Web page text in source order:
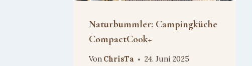
Naturbummler: Campingküche
CompactCook+
Von ChrisTa 24. Juni 2025